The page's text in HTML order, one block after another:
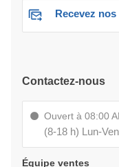
Recevez
Contactez-nous
Ouvert à 08:00
(8-18 h) Lun-Ven
Équipe ventes